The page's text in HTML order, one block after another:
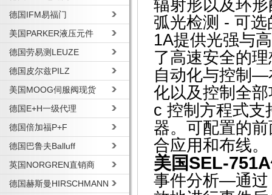
德国IFM易福门
美国PARKER液压元件
德国劳易测LEUZE
德国皮尔兹PILZ
美国MOOG伺服阀现货
德国E+H一级代理
德国倍加福P+F
德国巴鲁夫Balluff
英国NORGREN直销商
德国赫斯曼HIRSCHMANN
辐射形以及环
弧光检测 - 可
1A提供光强与
了高速安全的
自动化与控制—
化以及控制全
c 控制方程式支
器。可配置的
合应用和布线。
美国SEL-
事件分析—通过